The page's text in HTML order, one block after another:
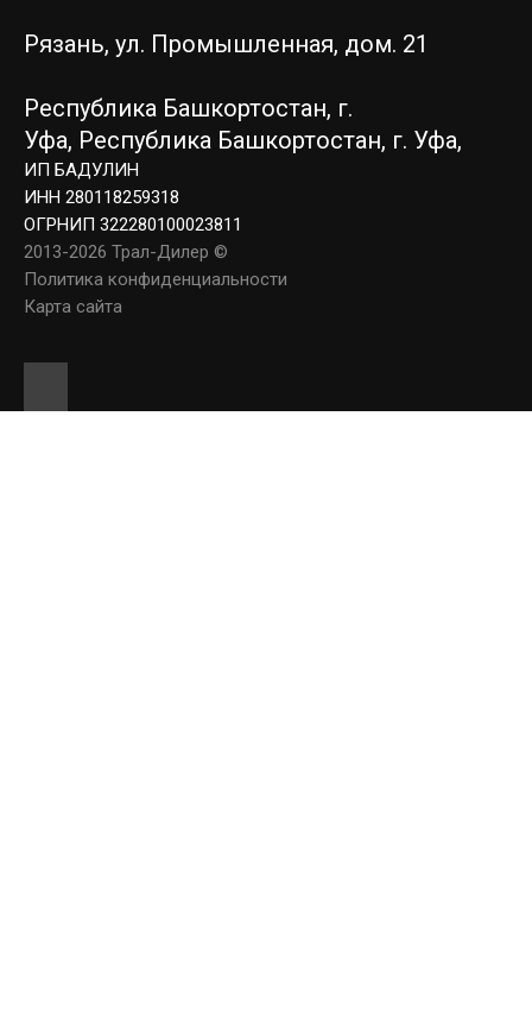
Рязань, ул. Промышленная, дом. 21
Республика Башкортостан, г.
Уфа, Республика Башкортостан, г. Уфа,
ИП БАДУЛИН
ИНН 280118259318
ОГРНИП 322280100023811
2013-2026 Трал-Дилер ©
Политика конфиденциальности
Карта сайта